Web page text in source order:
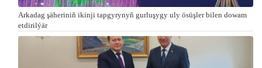
Arkadag şäheriniň ikinji tapgyrynyň gurluşygy uly ösüşler bilen dowam
etdirilýär